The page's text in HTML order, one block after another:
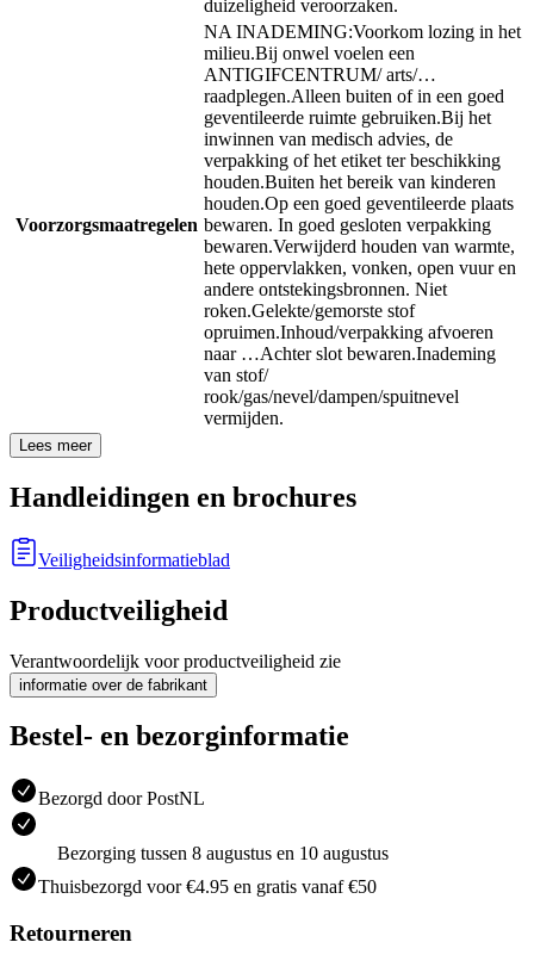
duizeligheid veroorzaken.
Voorzorgsmaatregelen
NA INADEMING:Voorkom lozing in het
milieu.Bij onwel voelen een
ANTIGIFCENTRUM/ arts/…
raadplegen.Alleen buiten of in een goed
geventileerde ruimte gebruiken.Bij het
inwinnen van medisch advies, de
verpakking of het etiket ter beschikking
houden.Buiten het bereik van kinderen
houden.Op een goed geventileerde plaats
bewaren. In goed gesloten verpakking
bewaren.Verwijderd houden van warmte,
hete oppervlakken, vonken, open vuur en
andere ontstekingsbronnen. Niet
roken.Gelekte/gemorste stof
opruimen.Inhoud/verpakking afvoeren
naar …Achter slot bewaren.Inademing
van stof/
rook/gas/nevel/dampen/spuitnevel
vermijden.
Lees meer
Handleidingen en brochures
Veiligheidsinformatieblad
Productveiligheid
Verantwoordelijk voor productveiligheid zie
informatie over de fabrikant
Bestel- en bezorginformatie
Bezorgd door PostNL
Bezorging tussen 8 augustus en 10 augustus
Thuisbezorgd voor €4.95 en gratis vanaf €50
Retourneren